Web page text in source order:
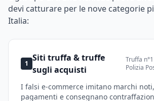
devi catturare per le nove categorie
Italia:
1
Siti truffa & truffe
sugli acquisti
Truffa
Polizia
I falsi e-commerce imitano marchi
pagamenti e consegnano